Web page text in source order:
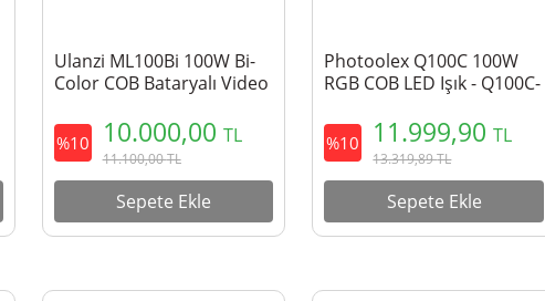
Ulanzi ML100Bi 100W Bi-
Color COB Bataryalı Video
%10 10.000,00 TL
11.100,00TL
Sepete Ekle
Photoolex Q100C 100W
RGB COB LED Işık - Q100C-
%10 11.999,90TL
13.319,89TL
Sepete Ekle